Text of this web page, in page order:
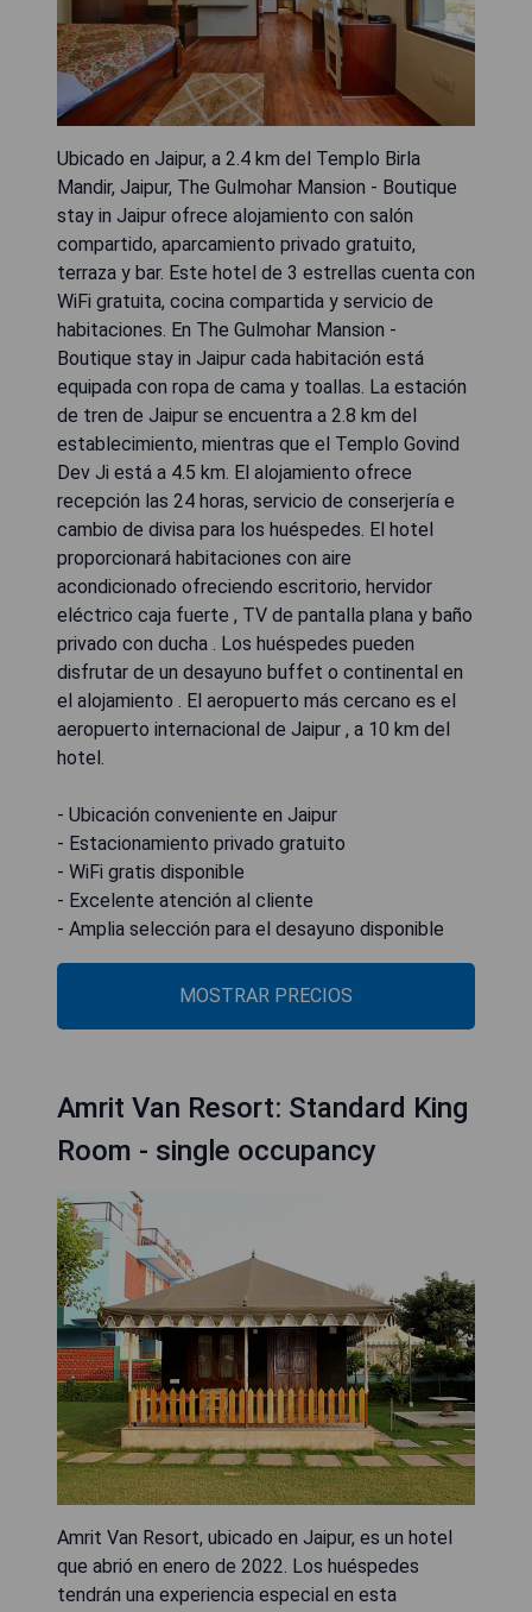
Ubicado en Jaipur, a 2.4 km del Templo Birla
Mandir, Jaipur, The Gulmohar Mansion - Boutique
stay in Jaipur ofrece alojamiento con salón
compartido, aparcamiento privado gratuito,
terraza y bar. Este hotel de 3 estrellas cuenta con
WiFi gratuita, cocina compartida y servicio de
habitaciones. En The Gulmohar Mansion -
Boutique stay in Jaipur cada habitación está
equipada con ropa de cama y toallas. La estación
de tren de Jaipur se encuentra a 2.8 km del
establecimiento, mientras que el Templo Govind
Dev Ji está a 4.5 km. El alojamiento ofrece
recepción las 24 horas, servicio de conserjería e
cambio de divisa para los huéspedes. El hotel
proporcionará habitaciones con aire
acondicionado ofreciendo escritorio, hervidor
eléctrico caja fuerte , TV de pantalla plana y baño
privado con ducha . Los huéspedes pueden
disfrutar de un desayuno buffet o continental en
el alojamiento . El aeropuerto más cercano es el
aeropuerto internacional de Jaipur , a 10 km del
hotel.
- Ubicación conveniente en Jaipur
- Estacionamiento privado gratuito
- WiFi gratis disponible
- Excelente atención al cliente
- Amplia selección para el desayuno disponible
MOSTRAR PRECIOS
Amrit Van Resort: Standard King
Room - single occupancy
Amrit Van Resort, ubicado en Jaipur, es un hotel
que abrió en enero de 2022. Los huéspedes
tendrán una experiencia especial en esta